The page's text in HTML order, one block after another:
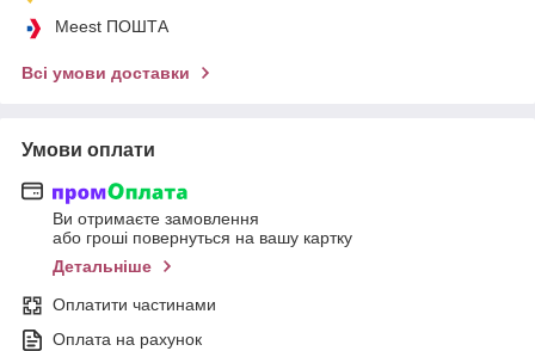
Meest ПОШТА
Всі умови доставки
Умови оплати
Ви отримаєте замовлення
або гроші повернуться на вашу картку
Детальніше
Оплатити частинами
Оплата на рахунок